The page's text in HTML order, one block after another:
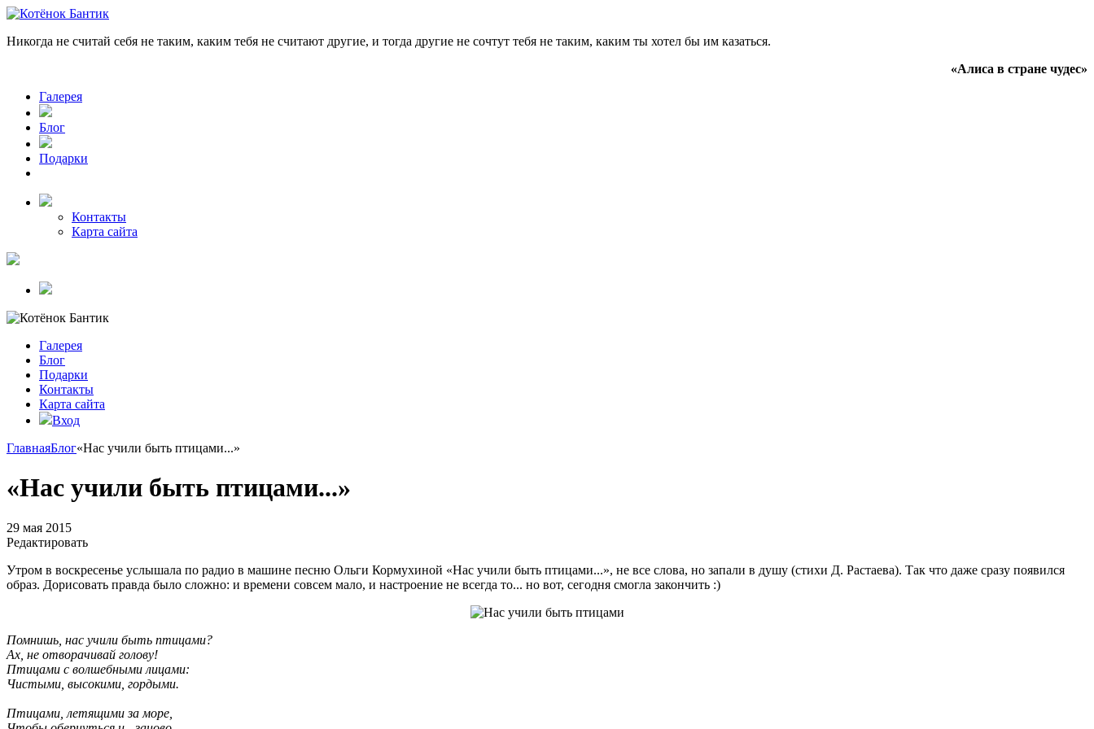
Никогда не считай себя не таким, каким тебя не считают другие, и тогда другие не сочтут тебя не таким, каким ты хотел бы им казаться.
«Алиса в стране чудес»
Галерея
Блог
Подарки
Контакты
Карта сайта
Галерея
Блог
Подарки
Контакты
Карта сайта
Вход
ГлавнаяБлог«Нас учили быть птицами...»
«Нас учили быть птицами...»
29 мая 2015
Редактировать
Утром в воскресенье услышала по радио в машине песню Ольги Кормухиной «Нас учили быть птицами...», не все слова, но запали в душу (стихи Д. Растаева). Так что даже сразу появился
образ. Дорисовать правда было сложно: и времени совсем мало, и настроение не всегда то... но вот, сегодня смогла закончить :)
Помнишь, нас учили быть птицами?
Ах, не отворачивай голову!
Птицами с волшебными лицами:
Чистыми, высокими, гордыми.
Птицами, летящими за море,